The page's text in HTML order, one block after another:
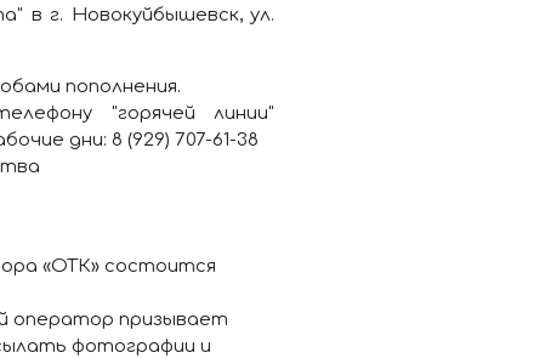
в г. Новокуйбышевск, ул.
пополнения.
"горячей линии"
дни: 8 (929) 707-61-38
«ОТК» состоится
оператор призывает
фотографии и